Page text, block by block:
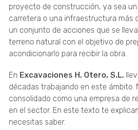
proyecto de construcción, ya sea
carretera o una infraestructura más
un conjunto de acciones que se
terreno natural con el objetivo de
acondicionarlo para recibir la obra.
En Excavaciones H. Otero, S.L.
décadas trabajando en este ámbito.
consolidado como una empresa de
en el sector. En este texto te
necesitas saber.